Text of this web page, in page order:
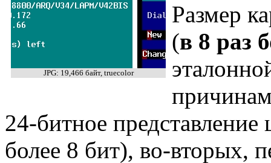
JPG: 19,466 байт, truecolor
Размер
(в 8 раз
24-битное
более 8 бит), во-вторых,